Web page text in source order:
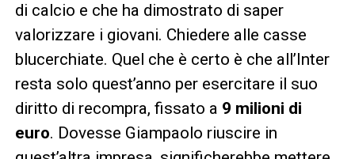
di calcio e che ha dimostrato di saper
valorizzare i giovani. Chiedere alle casse
blucerchiate. Quel che è certo è che all’Inter
resta solo quest’anno per esercitare il suo
diritto di recompra, fissato a 9 milioni di
euro. Dovesse Giampaolo riuscire in